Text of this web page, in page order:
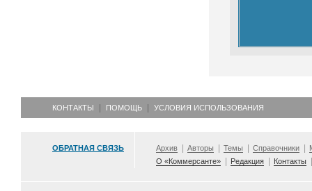
КОНТАКТЫ ПОМОЩЬ УСЛОВИЯ ИСПОЛЬЗОВАНИЯ
ОБРАТНАЯ СВЯЗЬ Архив Авторы Темы Справочники
О «Коммерсанте»
Редакция Контакты